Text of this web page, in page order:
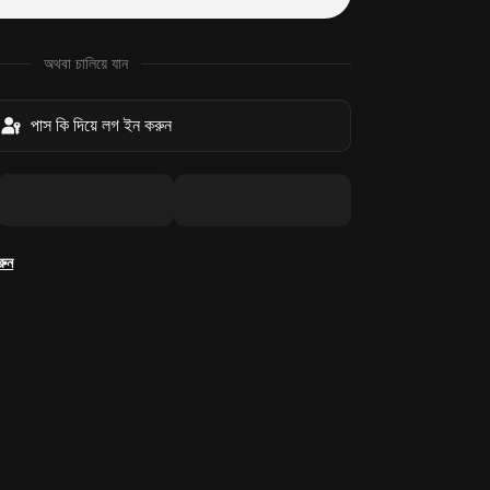
অথবা চালিয়ে যান
পাস কি দিয়ে লগ ইন করুন